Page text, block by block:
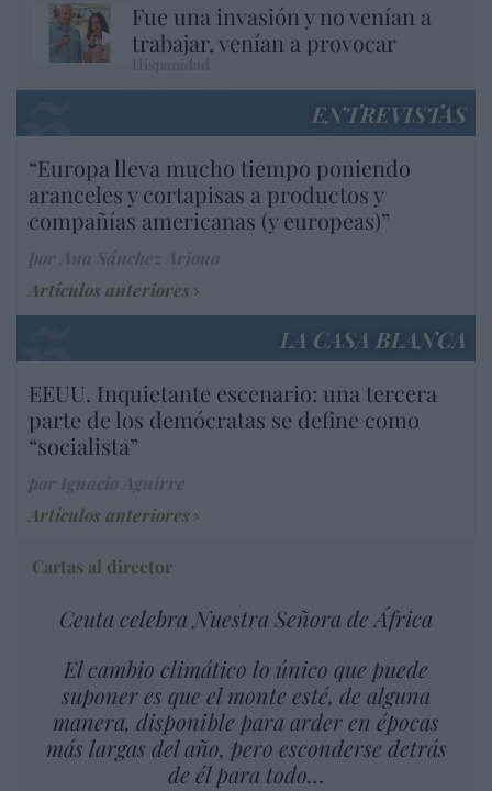
Fue una invasión y no venían a
trabajar, venían a provocar
ENTREVISTAS
“Europa lleva mucho tiempo poniendo
aranceles y cortapisas a productos y
compañías americanas (y europeas)”
Artículos anteriores
LA CASA BLANCA
EEUU. Inquietante escenario: una tercera
parte de los demócratas se define como
“socialista”
Artículos anteriores
Cartas al director
Ceuta celebra Nuestra Señora de África
El cambio climático lo único que puede
suponer es que el monte esté, de alguna
manera, disponible para arder en épocas
más largas del año, pero esconderse detrás
de él para todo…